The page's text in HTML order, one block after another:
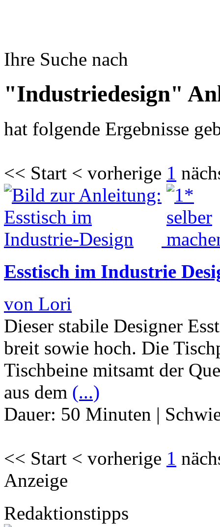
Ihre Suche nach
"Industriedesign"
hat folgende Ergebnisse
<< Start < vorherige 1
Esstisch im Industrie
von Lori
Dieser stabile Designer
breit sowie hoch. Die
Tischbeine mitsamt der
aus dem (...)
Dauer: 50 Minuten |
<< Start < vorherige 1
Anzeige
Redaktionstipps